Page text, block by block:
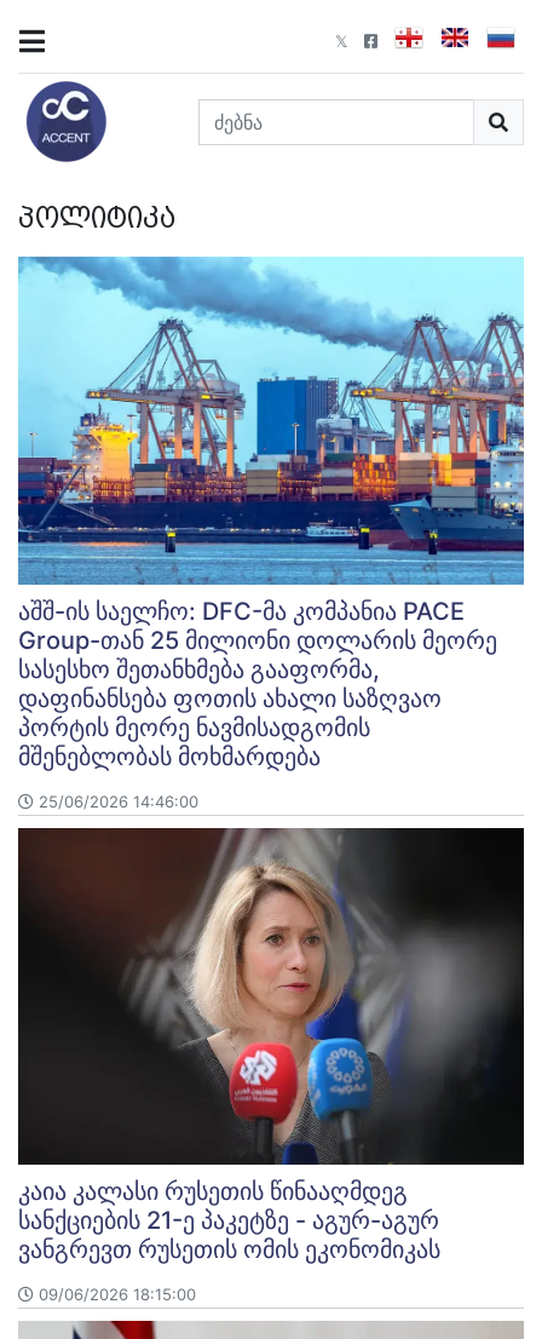
პოლიტიკა
აშშ-ის საელჩო: DFC-მა კომპანია PACE
Group-თან 25 მილიონი დოლარის მეორე
სასესხო შეთანხმება გააფორმა,
დაფინანსება ფოთის ახალი საზღვაო
პორტის მეორე ნავმისადგომის
მშენებლობას მოხმარდება
25/06/2026 14:46:00
კაია კალასი რუსეთის წინააღმდეგ
სანქციების 21-ე პაკეტზე - აგურ-აგურ
ვანგრევთ რუსეთის ომის ეკონომიკას
09/06/2026 18:15:00